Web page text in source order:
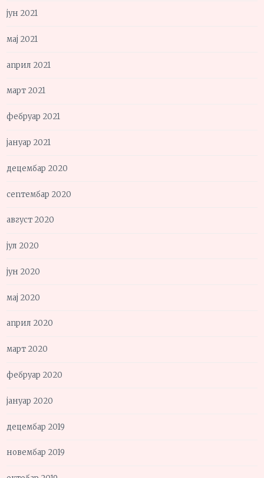
јун 2021
мај 2021
април 2021
март 2021
фебруар 2021
јануар 2021
децембар 2020
септембар 2020
август 2020
јул 2020
јун 2020
мај 2020
април 2020
март 2020
фебруар 2020
јануар 2020
децембар 2019
новембар 2019